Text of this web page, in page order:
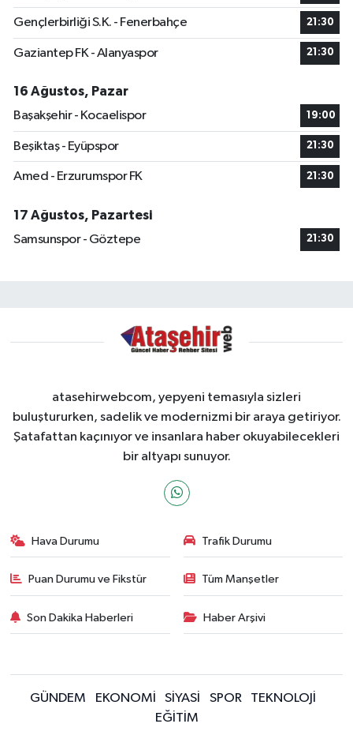
Gençlerbirliği S.K. - Fenerbahçe 21:30
Gaziantep FK - Alanyaspor 21:30
16 Ağustos, Pazar
Başakşehir - Kocaelispor
19:00
Beşiktaş - Eyüpspor 21:30
Amed - Erzurumspor FK 21:30
17 Ağustos, Pazartesi
Samsunspor - Göztepe
21:30
atasehirwebcom, yepyeni temasıyla sizleri
buluştururken, sadelik ve modernizmi bir araya getiriyor.
Şatafattan kaçınıyor ve insanlara haber okuyabilecekleri
bir altyapı sunuyor.
Hava Durumu Trafik Durumu
Puan Durumu ve Fikstür Tüm Manşetler
Son Dakika Haberleri Haber Arşivi
GÜNDEM EKONOMİ SİYASİ SPOR
TEKNOLOJİ
EĞİTİM